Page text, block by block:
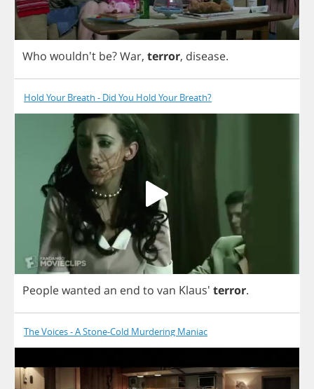
Who wouldn't be?War, terror, disease.
Hold Your Breath - Did You Hold Your Breath?
Peoplewanted an end to van Klaus' terror.
The Voices - A Stone-Cold Murdering Maniac